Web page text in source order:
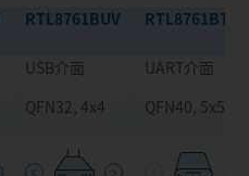
RTL8761BUV RTL8761BTE
USB介面 UART介面
QFN32, 4x4 QFN40, 5x5